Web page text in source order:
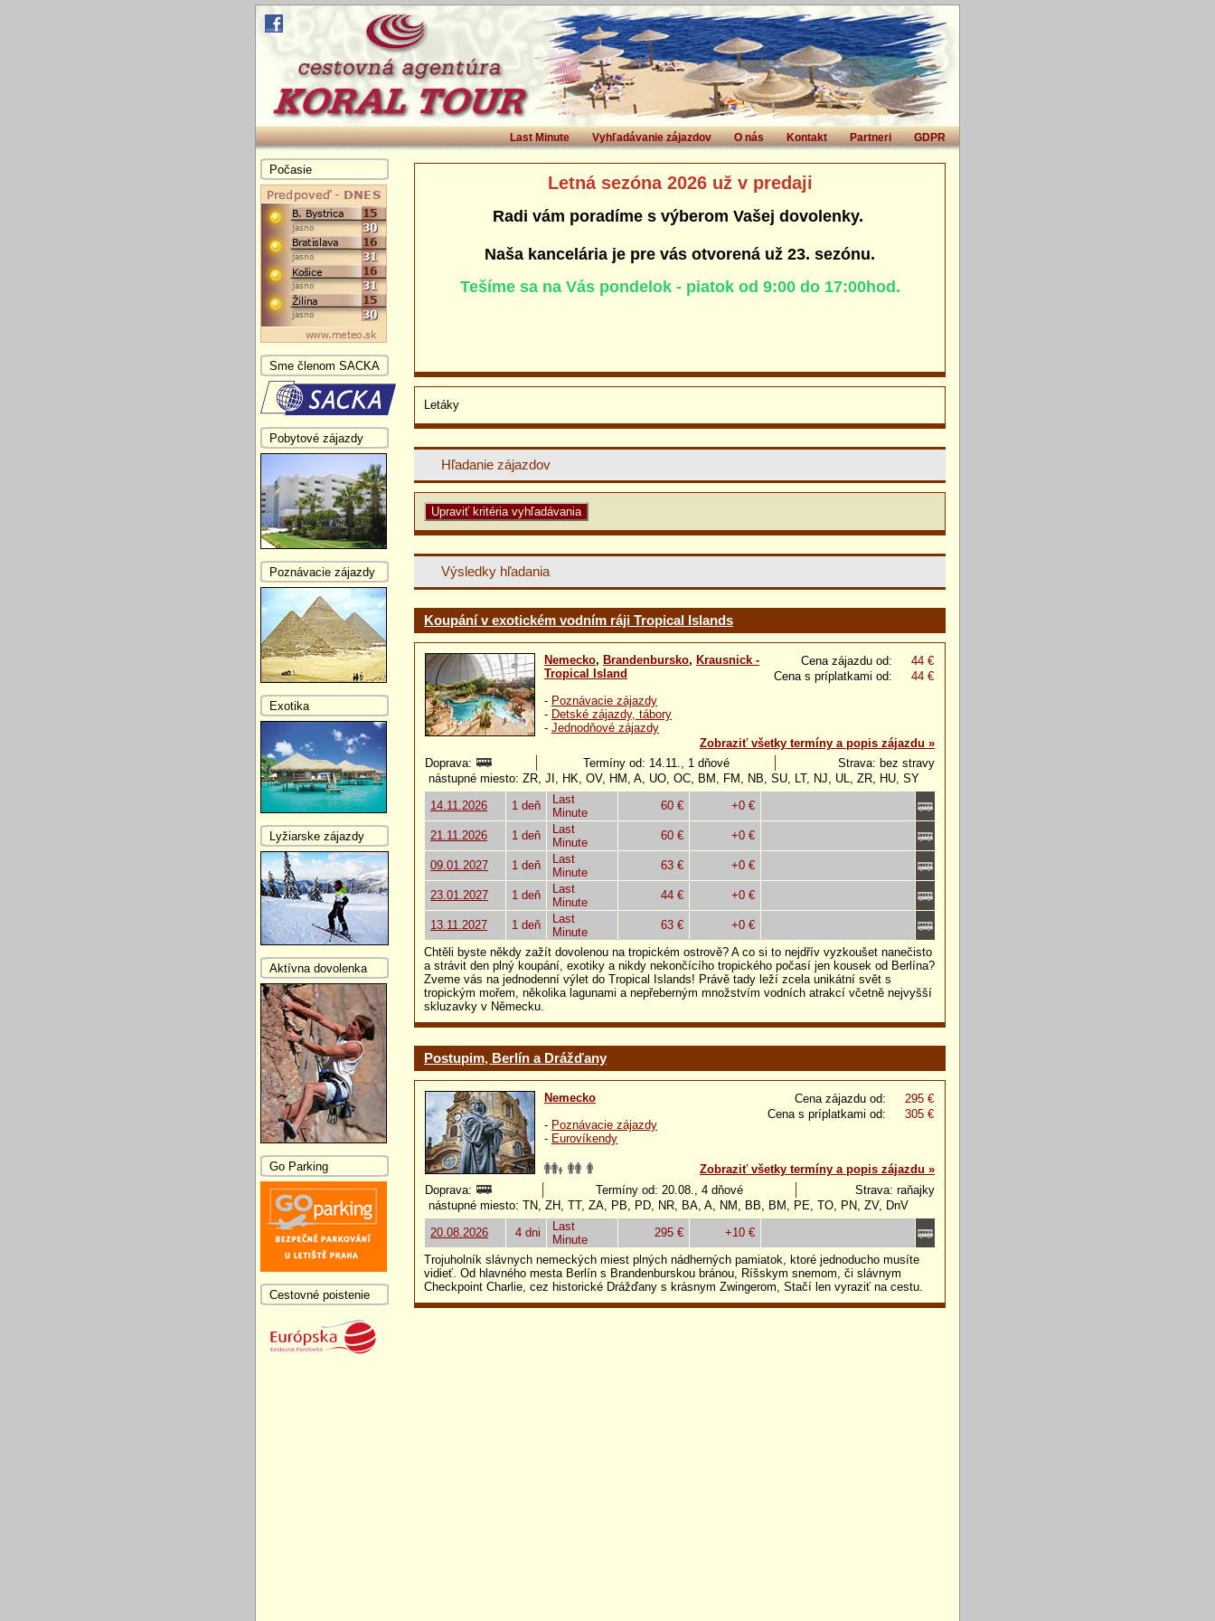
GDPR
Partneri
Kontakt
O nás
Vyhľadávanie zájazdov
Last Minute
Letná sezóna 2026 už v predaji
Radi vám poradíme s výberom Vašej dovolenky.
Naša kancelária je pre vás otvorená už 23. sezónu.
Tešíme sa na Vás pondelok - piatok od 9:00 do 17:00hod.
Letáky
Hľadanie zájazdov
Výsledky hľadania
Koupání v exotickém vodním ráji Tropical Islands
Cena zájazdu od:
44 €
Cena s príplatkami od:
44 €
Nemecko, Brandenbursko, Krausnick -
Tropical Island
- Poznávacie zájazdy
- Detské zájazdy, tábory
- Jednodňové zájazdy
Zobraziť všetky termíny a popis zájazdu »
Doprava:
Termíny od: 14.11., 1 dňové
Strava: bez stravy
nástupné miesto: ZR, JI, HK, OV, HM, A, UO, OC, BM, FM, NB, SU, LT, NJ, UL, ZR, HU, SY
14.11.2026
1 deň
Last
Minute
60 € +0 €
21.11.2026 1 deň
Last
Minute
60 € +0 €
09.01.2027 1 deň
Last
Minute
63 € +0 €
23.01.2027 1 deň
Last
Minute
44 € +0 €
13.11.2027 1 deň
Last
Minute
63 €
+0 €
Chtěli byste někdy zažít dovolenou na tropickém ostrově? A co si to nejdřív vyzkoušet nanečisto
a strávit den plný koupání, exotiky a nikdy nekončícího tropického počasí jen kousek od Berlína?
Zveme vás na jednodenní výlet do Tropical Islands! Právě tady leží zcela unikátní svět s
tropickým mořem, několika lagunami a nepřeberným množstvím vodních atrakcí včetně nejvyšší
skluzavky v Německu.
Postupim, Berlín a Drážďany
Cena zájazdu od:
295 €
Cena s príplatkami od:
305 €
Nemecko
- Poznávacie zájazdy
- Eurovíkendy
Zobraziť všetky termíny a popis zájazdu »
Doprava:
Termíny od: 20.08., 4 dňové
Strava: raňajky
nástupné miesto: TN, ZH, TT, ZA, PB, PD, NR, BA, A, NM, BB, BM, PE, TO, PN, ZV, DnV
20.08.2026
4 dni
Last
Minute
295 €
+10 €
Trojuholník slávnych nemeckých miest plných nádherných pamiatok, ktoré jednoducho musíte
vidieť. Od hlavného mesta Berlín s Brandenburskou bránou, Ríšskym snemom, či slávnym
Checkpoint Charlie, cez historické Drážďany s krásnym Zwingerom, Stačí len vyraziť na cestu.
Počasie
Sme členom SACKA
Pobytové zájazdy
Poznávacie zájazdy
Exotika
Lyžiarske zájazdy
Aktívna dovolenka
Go Parking
Cestovné poistenie